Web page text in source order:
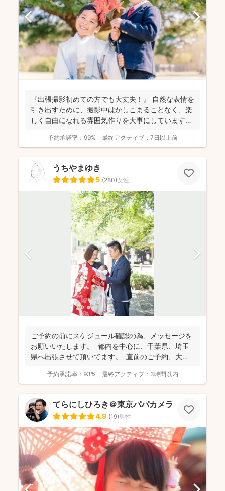
『出張撮影初めての方でも大丈夫！』 自然な表情を
引き出すために、撮影中はかしこまることなく、楽
しく自由になれる雰囲気作りを大事にしています＾
予約承諾率： 99% 最終アクティブ： 7日以上前
うちやまゆき
5 (280)女性
ご予約の前にスケジュール確認の為、 メッセージを
お願いいたします。 都内を中心に、千葉県、埼玉
県へ出張させて頂いてます。 直前のご予約、大歓
予約承諾率： 93% 最終アクティブ： 3時間以内
てらにしひろき＠東京パパカメラ
4.9 (19)男性